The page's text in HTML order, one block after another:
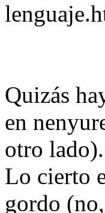
Quizás
en
otro
Lo cierto
gordo